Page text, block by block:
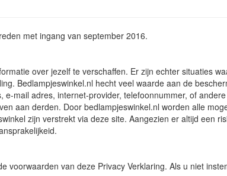
met ingang van september 2016.
over jezelf te verschaffen. Er zijn echter situaties
Bedlampjeswinkel.nl hecht veel waarde aan de
mail adres, internet-provider, telefoonnummer, of
aan derden. Door bedlampjeswinkel.nl worden alle
zijn verstrekt via deze site. Aangezien er altijd een
van deze Privacy Verklaring. Als u niet